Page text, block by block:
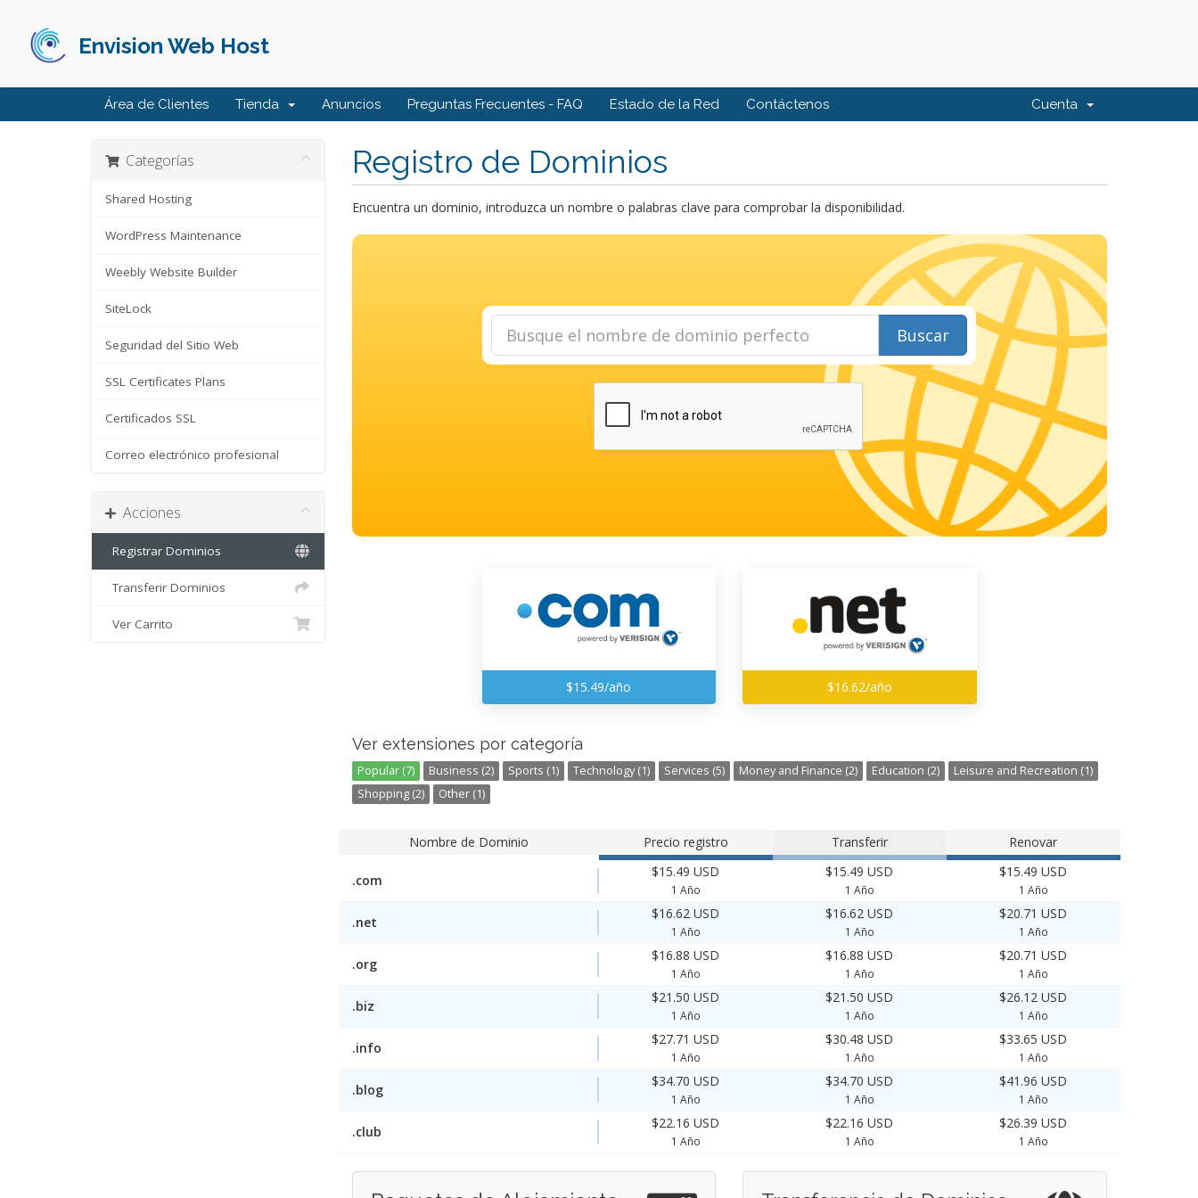
Envision Web Host
Área de Clientes Tienda Anuncios Preguntas Frecuentes - FAQ Estado de la Red Contáctenos Cuenta
Categorías
Shared Hosting
WordPress Maintenance
Weebly Website Builder
SiteLock
Seguridad del Sitio Web
SSL Certificates Plans
Certificados SSL
Correo electrónico profesional
Acciones
Registrar Dominios
Transferir Dominios
Ver Carrito
Registro de Dominios
Encuentra un dominio, introduzca un nombre o palabras clave para comprobar la disponibilidad.
Buscar
$15.49/año $16.62/año
Ver extensiones por categoría
Popular (7) Business (2) Sports (1) Technology (1) Services (5) Money and Finance (2) Education (2)
Leisure and Recreation (1)
Shopping (2)
Other (1)
Nombre de Dominio Precio registro Transferir Renovar
.com
$15.49 USD
1 Año
$15.49 USD
1 Año
$15.49 USD
1 Año
.net
$16.62 USD
1 Año
$16.62 USD
1 Año
$20.71 USD
1 Año
.org
$16.88 USD
1 Año
$16.88 USD
1 Año
$20.71 USD
1 Año
.biz
$21.50 USD
1 Año
$21.50 USD
1 Año
$26.12 USD
1 Año
.info
$27.71 USD
1 Año
$30.48 USD
1 Año
$33.65 USD
1 Año
.blog
$34.70 USD
1 Año
$34.70 USD
1 Año
$41.96 USD
1 Año
.club
$22.16 USD
1 Año
$22.16 USD
1 Año
$26.39 USD
1 Año